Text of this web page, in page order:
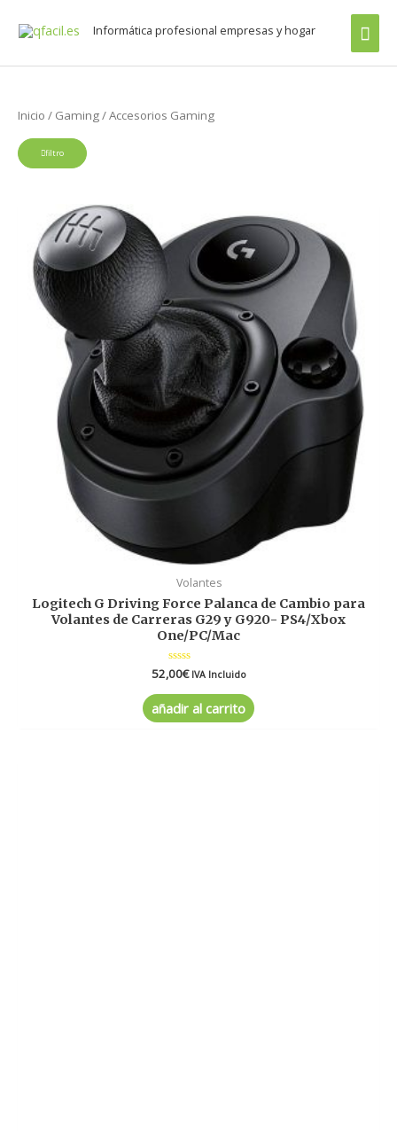
Informática profesional empresas y hogar
Inicio / Gaming/ Accesorios Gaming
filtro
Volantes
Logitech G Driving Force Palanca de Cambio para
Volantes de Carreras G29 y G920- PS4/Xbox
One/PC/Mac
Valorado
en
0
de
5
52,00€ IVA Incluido
añadir al carrito
por: